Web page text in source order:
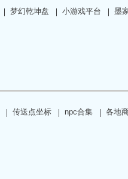
梦幻乾坤盘 小游戏平台 墨
传送点坐标 npc合集 各地